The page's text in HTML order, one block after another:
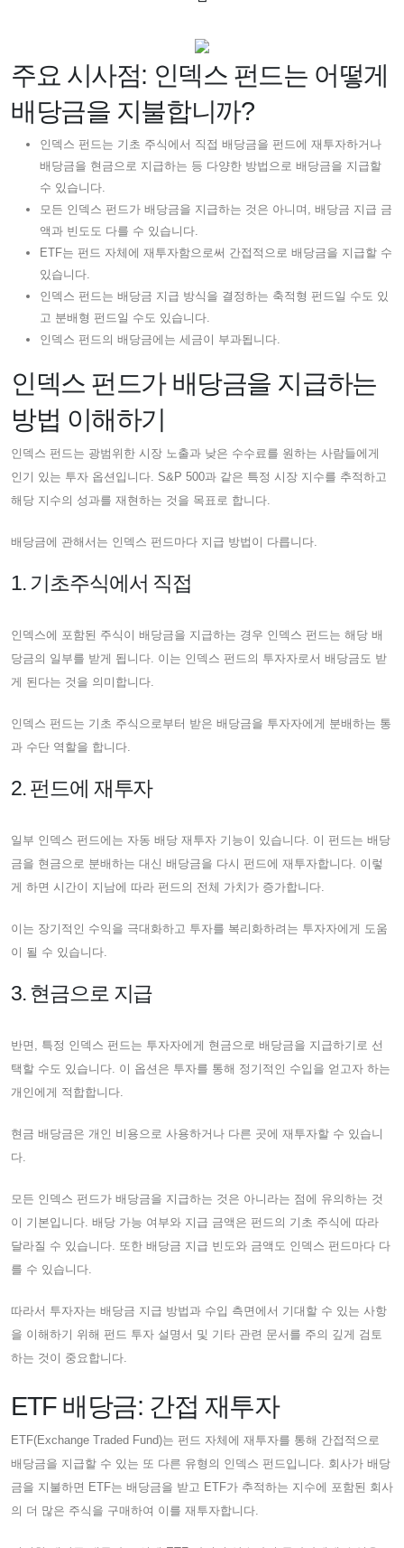
주요 시사점: 인덱스 펀드는 어떻게
배당금을 지불합니까?
인덱스 펀드는 기초 주식에서 직접 배당금을 펀드에 재투자하거나
배당금을 현금으로 지급하는 등 다양한 방법으로 배당금을 지급할
수 있습니다.
모든 인덱스 펀드가 배당금을 지급하는 것은 아니며, 배당금 지급 금
액과 빈도도 다를 수 있습니다.
ETF는 펀드 자체에 재투자함으로써 간접적으로 배당금을 지급할 수
있습니다.
인덱스 펀드는 배당금 지급 방식을 결정하는 축적형 펀드일 수도 있
고 분배형 펀드일 수도 있습니다.
인덱스 펀드의 배당금에는 세금이 부과됩니다.
인덱스 펀드가 배당금을 지급하는
방법 이해하기
인덱스 펀드는 광범위한 시장 노출과 낮은 수수료를 원하는 사람들에게
인기 있는 투자 옵션입니다. S&P 500과 같은 특정 시장 지수를 추적하고
해당 지수의 성과를 재현하는 것을 목표로 합니다.
배당금에 관해서는 인덱스 펀드마다 지급 방법이 다릅니다.
1. 기초주식에서 직접
인덱스에 포함된 주식이 배당금을 지급하는 경우 인덱스 펀드는 해당 배
당금의 일부를 받게 됩니다. 이는 인덱스 펀드의 투자자로서 배당금도 받
게 된다는 것을 의미합니다.
인덱스 펀드는 기초 주식으로부터 받은 배당금을 투자자에게 분배하는 통
과 수단 역할을 합니다.
2. 펀드에 재투자
일부 인덱스 펀드에는 자동 배당 재투자 기능이 있습니다. 이 펀드는 배당
금을 현금으로 분배하는 대신 배당금을 다시 펀드에 재투자합니다. 이렇
게 하면 시간이 지남에 따라 펀드의 전체 가치가 증가합니다.
이는 장기적인 수익을 극대화하고 투자를 복리화하려는 투자자에게 도움
이 될 수 있습니다.
3. 현금으로 지급
반면, 특정 인덱스 펀드는 투자자에게 현금으로 배당금을 지급하기로 선
택할 수도 있습니다. 이 옵션은 투자를 통해 정기적인 수입을 얻고자 하는
개인에게 적합합니다.
현금 배당금은 개인 비용으로 사용하거나 다른 곳에 재투자할 수 있습니
다.
모든 인덱스 펀드가 배당금을 지급하는 것은 아니라는 점에 유의하는 것
이 기본입니다. 배당 가능 여부와 지급 금액은 펀드의 기초 주식에 따라
달라질 수 있습니다. 또한 배당금 지급 빈도와 금액도 인덱스 펀드마다 다
를 수 있습니다.
따라서 투자자는 배당금 지급 방법과 수입 측면에서 기대할 수 있는 사항
을 이해하기 위해 펀드 투자 설명서 및 기타 관련 문서를 주의 깊게 검토
하는 것이 중요합니다.
ETF 배당금: 간접 재투자
ETF(Exchange Traded Fund)는 펀드 자체에 재투자를 통해 간접적으로
배당금을 지급할 수 있는 또 다른 유형의 인덱스 펀드입니다. 회사가 배당
금을 지불하면 ETF는 배당금을 받고 ETF가 추적하는 지수에 포함된 회사
의 더 많은 주식을 구매하여 이를 재투자합니다.